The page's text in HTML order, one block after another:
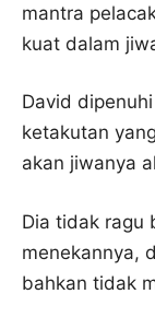
mantra
kuat dalam
David
ketakutan
akan jiwanya
Dia tidak ragu
menekannya,
bahkan tidak